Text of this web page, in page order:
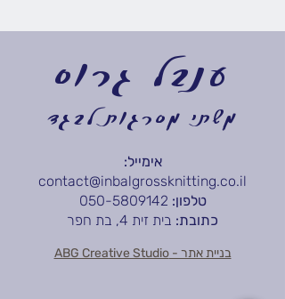
ענבל גרוס
משתי מסרגות לבגד
אימייל:
contact@inbalgrossknitting.co.il
טלפון: 050-5809142
כתובת: בית זית 4, בת חפר
בניית אתר - ABG Creative Studio